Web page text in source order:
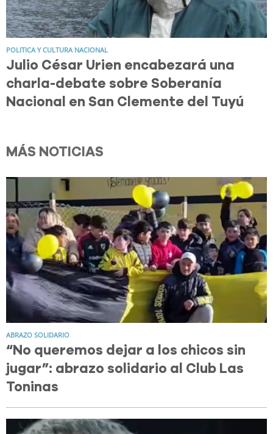
POLITICA Y CULTURA NACIONAL
Julio César Urien encabezará una
charla-debate sobre Soberanía
Nacional en San Clemente del Tuyú
MÁS NOTICIAS
ABRAZO SOLIDARIO
“No queremos dejar a los chicos sin
jugar”: abrazo solidario al Club Las
Toninas